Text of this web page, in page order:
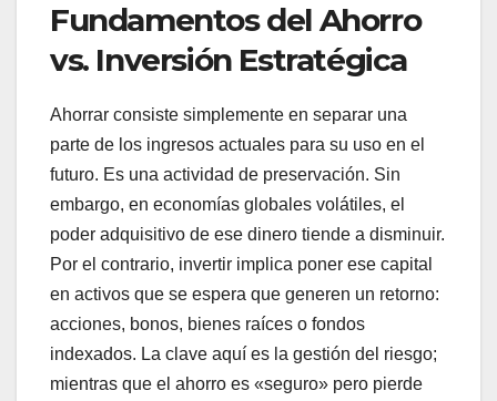
Fundamentos del Ahorro
vs. Inversión Estratégica
Ahorrar consiste simplemente en separar una
parte de los ingresos actuales para su uso en el
futuro. Es una actividad de preservación. Sin
embargo, en economías globales volátiles, el
poder adquisitivo de ese dinero tiende a disminuir.
Por el contrario, invertir implica poner ese capital
en activos que se espera que generen un retorno:
acciones, bonos, bienes raíces o fondos
indexados. La clave aquí es la gestión del riesgo;
mientras que el ahorro es «seguro» pero pierde